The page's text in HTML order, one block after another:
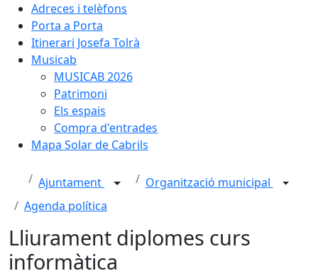
Adreces i telèfons
Porta a Porta
Itinerari Josefa Tolrà
Musicab
MUSICAB 2026
Patrimoni
Els espais
Compra d'entrades
Mapa Solar de Cabrils
Ajuntament
Organització municipal
Agenda política
Lliurament diplomes curs
informàtica